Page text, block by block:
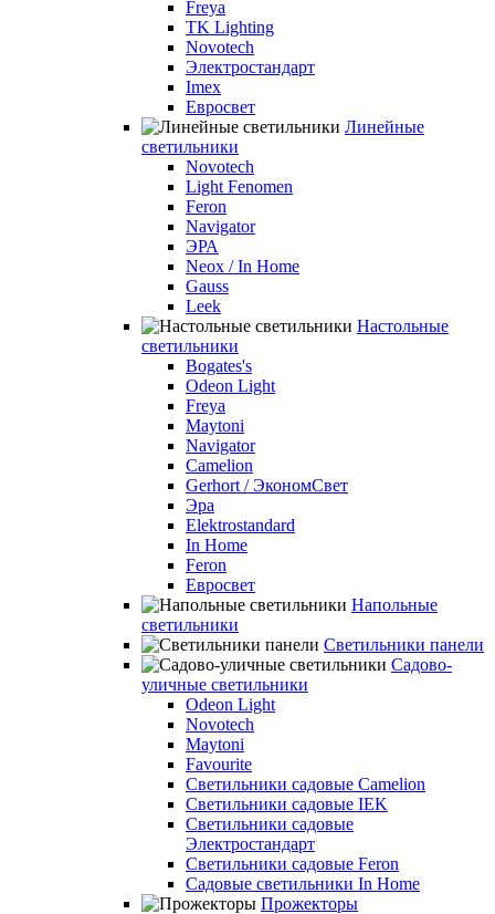
Freya
TK Lighting
Novotech
Электростандарт
Imex
Евросвет
Линейные
светильники
Novotech
Light Fenomen
Feron
Navigator
ЭРА
Neox / In Home
Gauss
Leek
Настольные
светильники
Bogates's
Odeon Light
Freya
Maytoni
Navigator
Camelion
Gerhort / ЭкономСвет
Эра
Elektrostandard
In Home
Feron
Евросвет
Напольные
светильники
Светильники панели
Садово-
уличные светильники
Odeon Light
Novotech
Maytoni
Favourite
Светильники садовые Camelion
Светильники садовые IEK
Светильники садовые
Электростандарт
Светильники садовые Feron
Садовые светильники In Home
Прожекторы